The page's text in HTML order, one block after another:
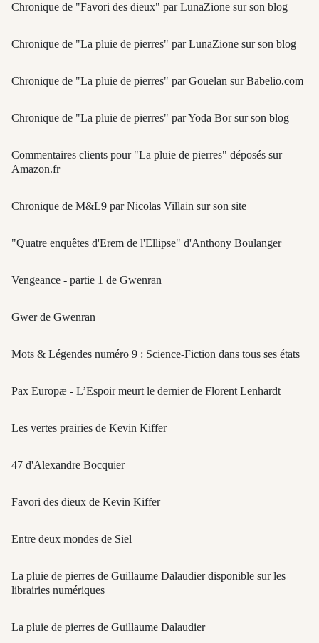
Chronique de "Favori des dieux" par LunaZione sur son blog
Chronique de "La pluie de pierres" par LunaZione sur son blog
Chronique de "La pluie de pierres" par Gouelan sur Babelio.com
Chronique de "La pluie de pierres" par Yoda Bor sur son blog
Commentaires clients pour "La pluie de pierres" déposés sur
Amazon.fr
Chronique de M&L9 par Nicolas Villain sur son site
"Quatre enquêtes d'Erem de l'Ellipse" d'Anthony Boulanger
Vengeance - partie 1 de Gwenran
Gwer de Gwenran
Mots & Légendes numéro 9 : Science-Fiction dans tous ses états
Pax Europæ - L’Espoir meurt le dernier de Florent Lenhardt
Les vertes prairies de Kevin Kiffer
47 d'Alexandre Bocquier
Favori des dieux de Kevin Kiffer
Entre deux mondes de Siel
La pluie de pierres de Guillaume Dalaudier disponible sur les
librairies numériques
La pluie de pierres de Guillaume Dalaudier